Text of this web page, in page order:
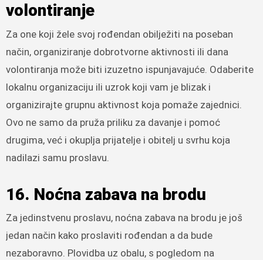
volontiranje
Za one koji žele svoj rođendan obilježiti na poseban
način, organiziranje dobrotvorne aktivnosti ili dana
volontiranja može biti izuzetno ispunjavajuće. Odaberite
lokalnu organizaciju ili uzrok koji vam je blizak i
organizirajte grupnu aktivnost koja pomaže zajednici.
Ovo ne samo da pruža priliku za davanje i pomoć
drugima, već i okuplja prijatelje i obitelj u svrhu koja
nadilazi samu proslavu.
16. Noćna zabava na brodu
Za jedinstvenu proslavu, noćna zabava na brodu je još
jedan način kako proslaviti rođendan a da bude
nezaboravno. Plovidba uz obalu, s pogledom na